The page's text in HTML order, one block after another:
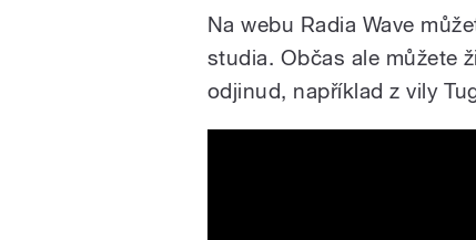
Na webu Radia Wave
studia. Občas ale můžete
odjinud, například z vily